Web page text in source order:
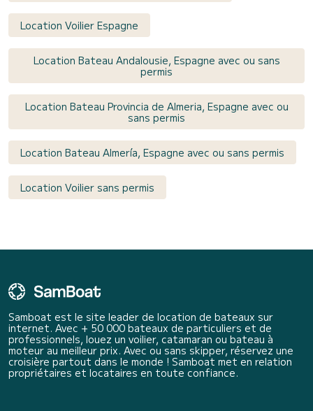
Location Voilier Espagne
Location Bateau Andalousie, Espagne avec ou sans
permis
Location Bateau Provincia de Almeria, Espagne avec ou
sans permis
Location Bateau Almería, Espagne avec ou sans permis
Location Voilier sans permis
Samboat est le site leader de location de bateaux sur
internet. Avec + 50 000 bateaux de particuliers et de
professionnels, louez un voilier, catamaran ou bateau à
moteur au meilleur prix. Avec ou sans skipper, réservez une
croisière partout dans le monde ! Samboat met en relation
propriétaires et locataires en toute confiance.